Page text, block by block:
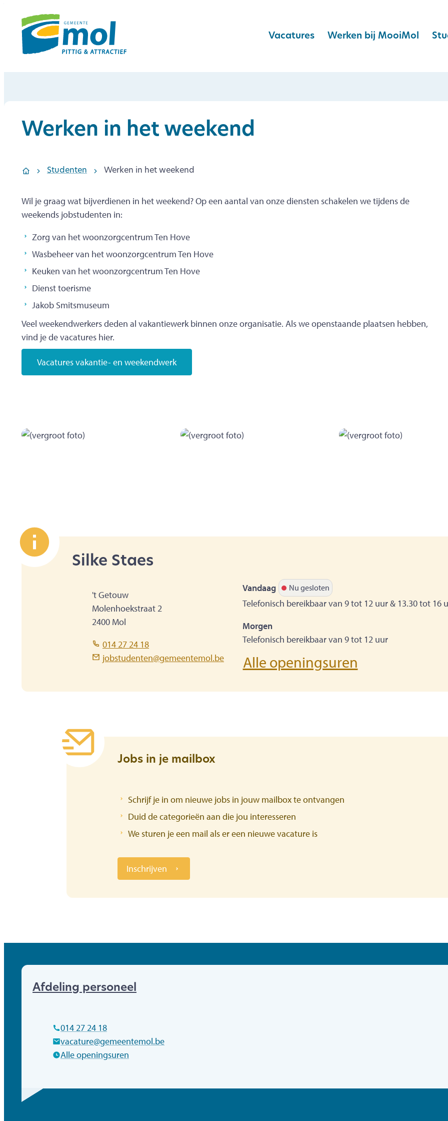
Naar inhoud
Mol Jobs
Vacatures Werken bij MooiMol
Werken in het weekend
Startpagina
Studenten Werken in het weekend
Wil je graag wat bijverdienen in het weekend? Op een aantal van onze diensten schakelen we tijdens de
weekends jobstudenten in:
Zorg van het woonzorgcentrum Ten Hove
Wasbeheer van het woonzorgcentrum Ten Hove
Keuken van het woonzorgcentrum Ten Hove
Dienst toerisme
Jakob Smitsmuseum
Veel weekendwerkers deden al vakantiewerk binnen onze organisatie. Als we openstaande plaatsen hebben,
vind je de vacatures hier.
Vacatures vakantie- en weekendwerk
Contact
Silke Staes
Adres't Getouw
Molenhoekstraat 2
,2400 Mol
014 27 24 18
E-mail jobstudenten@gemeentemol.be
Vandaag Nu gesloten
Telefonisch bereikbaar van 9tot 12 uur& 13.30tot 16
Morgen
Telefonisch bereikbaar van 9tot 12 uur
Alle openingsuren
Jobs in je mailbox
Schrijf je in om nieuwe jobs in jouw mailbox te ontvangen
Duid de categorieën aan die jou interesseren
We sturen je een mail als er een nieuwe vacature is
Inschrijven
Afdeling personeel
014 27 24 18
E-mail vacature@gemeentemol.be
Alle openingsuren